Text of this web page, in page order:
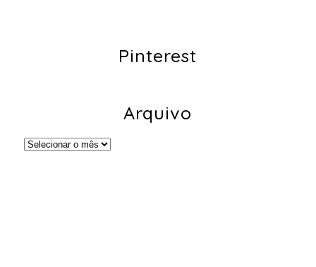
Pinterest
Arquivo
Arquivo